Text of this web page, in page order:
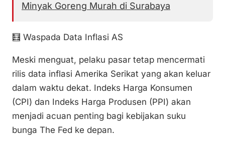
Minyak Goreng Murah di Surabaya
🧮 Waspada Data Inflasi AS
Meski menguat, pelaku pasar tetap mencermati
rilis data inflasi Amerika Serikat yang akan keluar
dalam waktu dekat. Indeks Harga Konsumen
(CPI) dan Indeks Harga Produsen (PPI) akan
menjadi acuan penting bagi kebijakan suku
bunga The Fed ke depan.